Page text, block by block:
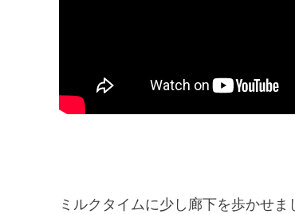
ミルクタイムに少し廊下を歩かせ